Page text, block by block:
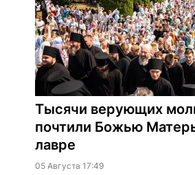
Тысячи верующих
почтили Божью
лавре
05 Августа 17:49